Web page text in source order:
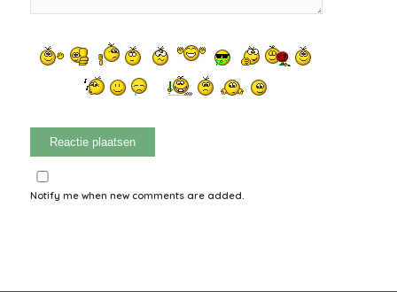
Notify me when new comments are added.